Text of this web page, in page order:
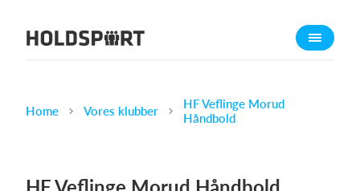
Om Holdsport
Karriere
Funktioner
Home Vores klubber
HF Veflinge Morud
Håndbold